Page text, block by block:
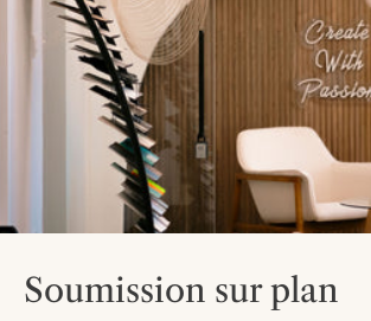
Soumission sur plan